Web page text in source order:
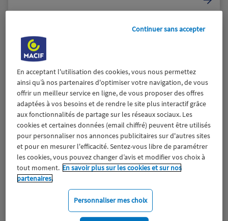
“ICI on agit !” du 16 au 17 mai à Lyon
- Rendez-vous sur le stand Macif
pour mieux connaître les enjeux de
protection de l’Océan et lutter
contre les pollutions plastiques
En acceptant l'utilisation des cookies, vous nous permettez
ainsi qu’à nos partenaires d'optimiser votre navigation, de vous
offrir un meilleur service en ligne, de vous proposer des offres
adaptées à vos besoins et de rendre le site plus interactif grâce
aux fonctionnalités de partage sur les réseaux sociaux. Les
cookies et certaines données (email chiffré) peuvent être utilisés
pour personnaliser nos annonces publicitaires sur d'autres sites
et pour en mesurer l'efficacité. Sentez-vous libre de paramétrer
les cookies, vous pouvez changer d’avis et modifier vos choix à
tout moment. En savoir plus sur les cookies et sur nos
partenaires.
Personnaliser mes choix
Continuer sans accepter